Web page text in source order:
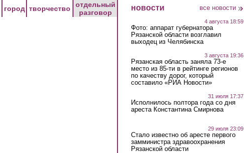
город творчество
отдельный
разговор
новости все новости
4 августа 18:59
Фото: аппарат губернатора
Рязанской области возглавил
выходец из Челябинска
3 августа 19:36
Рязанская область заняла 73-е
место из 85-ти в рейтинге регионов
по качеству дорог, который
составило «РИА Новости»
31 июля 17:37
Исполнилось полтора года со дня
ареста Константина Смирнова
29 июля 23:09
Стало известно об аресте первого
замминистра здравоохранения
Рязанской области